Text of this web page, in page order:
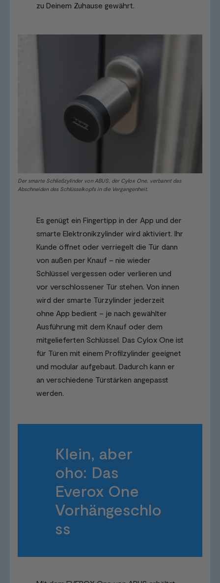
zu Deinem Zuhause gewährt.
Der smarte Schließzylinder von ABUS, der Cylox One, verbannt das
Abschneiden des Schlüsselkopfs in die Vergangenheit.
Es genügt ein Fingertipp in der App und der
smarte Elektronikzylinder wird aktiviert. Ihr
Kunde öffnet oder verriegelt die Tür dann
von außen per Knauf – nie wieder
Schlüssel vergessen oder verlieren und
vor verschlossener Tür stehen. Von innen
wird der smarte Türzylinder jederzeit
ohne App bedient – je nach gewählter
Ausführung mit dem Knauf oder dem
mitgelieferten Schlüssel. Das Cylox One ist
für Türen mit einem Profilzylinder geeignet
und modular aufgebaut. Dadurch kann er
an verschiedene Türstärken angepasst
werden.
Klein, aber
oho: Das
Everox One
Vorhängeschlo
ss